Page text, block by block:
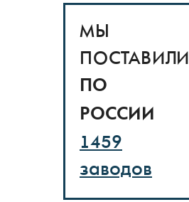
МЫ
ПОСТАВИЛИ
ПО
РОССИИ
1459
заводов